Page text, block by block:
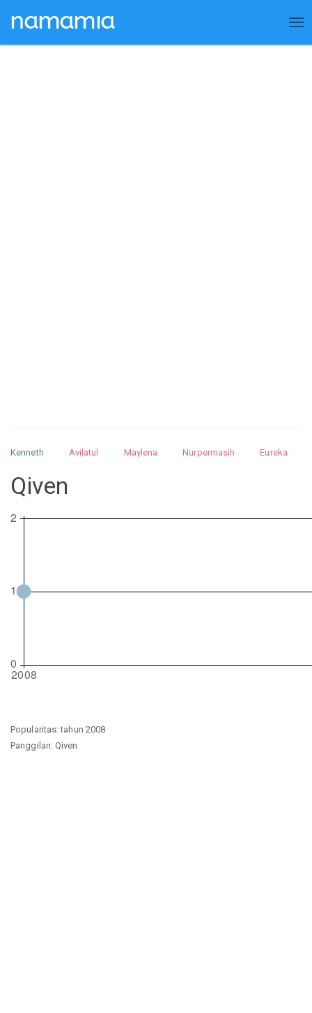
Kenneth Avilatul Maylena Nurpermasih
Eureka
Nurhilman
Qiven
Popularitas: tahun 2008
Panggilan: Qiven